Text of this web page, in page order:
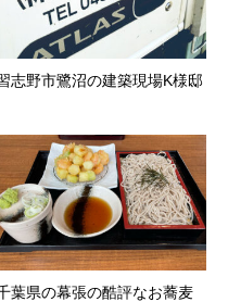
志野市鷺沼の建築現場K様邸
葉県の幕張の酷評なお蕎麦